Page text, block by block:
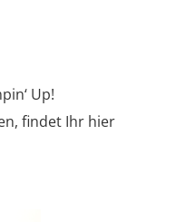
Up!
findet Ihr hier